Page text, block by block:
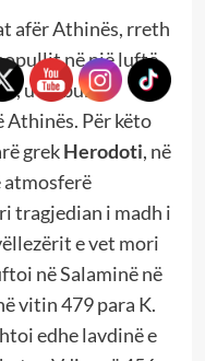
afër Athinës, rreth
në një luftë
u bë burim
Për këto
grek Herodoti, në
atmosferë
tragjedian i madh i
e vet mori
në Salaminë në
vitin 479 para K.
edhe lavdinë e